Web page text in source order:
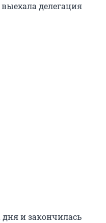
делегация
дня и закончилась